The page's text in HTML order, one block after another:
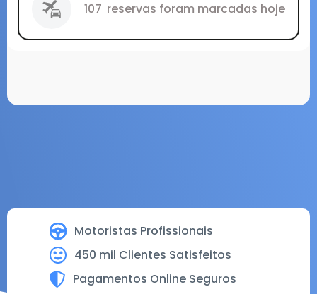
Motoristas Profissionais
450 mil Clientes Satisfeitos
Pagamentos Online Seguros
107 reservas foram marcadas hoje